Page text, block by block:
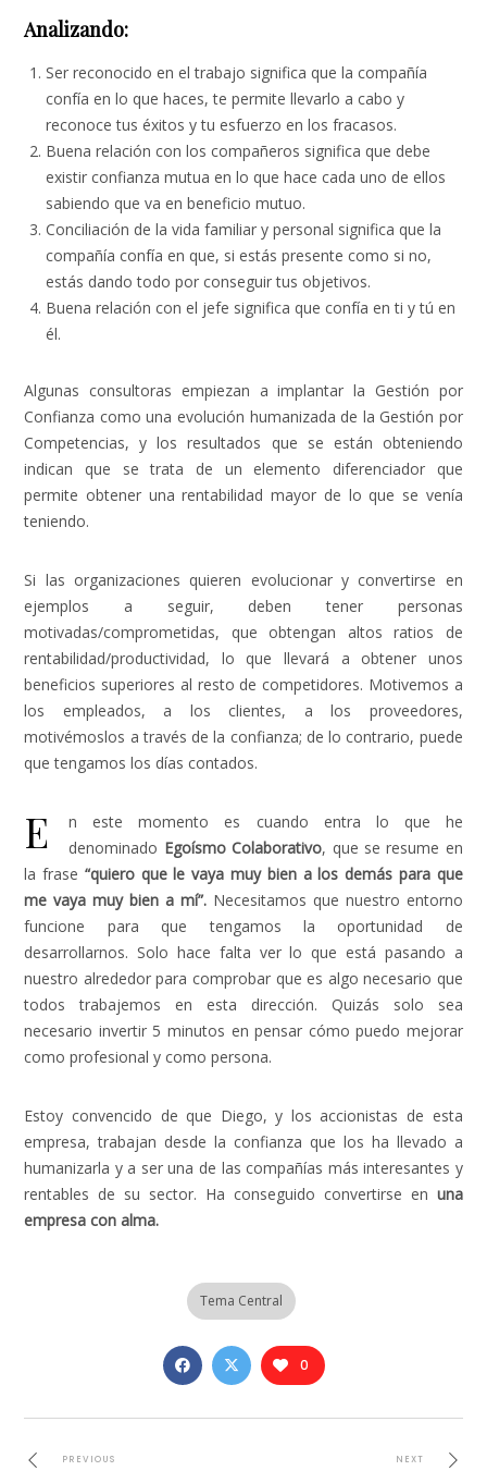
Analizando:
Ser reconocido en el trabajo significa que la compañía
confía en lo que haces, te permite llevarlo a cabo y
reconoce tus éxitos y tu esfuerzo en los fracasos.
Buena relación con los compañeros significa que debe
existir confianza mutua en lo que hace cada uno de ellos
sabiendo que va en beneficio mutuo.
Conciliación de la vida familiar y personal significa que la
compañía confía en que, si estás presente como si no,
estás dando todo por conseguir tus objetivos.
Buena relación con el jefe significa que confía en ti y tú en
él.
Algunas consultoras empiezan a implantar la Gestión por
Confianza como una evolución humanizada de la Gestión por
Competencias, y los resultados que se están obteniendo
indican que se trata de un elemento diferenciador que
permite obtener una rentabilidad mayor de lo que se venía
teniendo.
Si las organizaciones quieren evolucionar y convertirse en
ejemplos a seguir, deben tener personas
motivadas/comprometidas, que obtengan altos ratios de
rentabilidad/productividad, lo que llevará a obtener unos
beneficios superiores al resto de competidores. Motivemos a
los empleados, a los clientes, a los proveedores,
motivémoslos a través de la confianza; de lo contrario, puede
que tengamos los días contados.
E
n este momento es cuando entra lo que he
denominado Egoísmo Colaborativo, que se resume en
la frase “quiero que le vaya muy bien a los demás para que
me vaya muy bien a mí”.Necesitamos que nuestro entorno
funcione para que tengamos la oportunidad de
desarrollarnos. Solo hace falta ver lo que está pasando a
nuestro alrededor para comprobar que es algo necesario que
todos trabajemos en esta dirección. Quizás solo sea
necesario invertir 5 minutos en pensar cómo puedo mejorar
como profesional y como persona.
Estoy convencido de que Diego, y los accionistas de esta
empresa, trabajan desde la confianza que los ha llevado a
humanizarla y a ser una de las compañías más interesantes y
rentables de su sector. Ha conseguido convertirse en una
empresa con alma.
Tema Central
0
PREVIOUS NEXT